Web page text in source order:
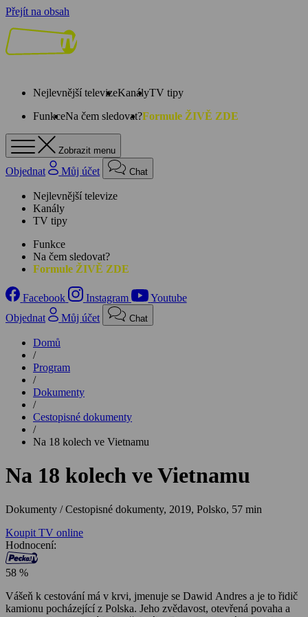
Přejít na obsah
Nejlevnější televizeKanályTV tipy
FunkceNa čem sledovat?Formule ŽIVĚ ZDE
Zobrazit menu
Objednat Můj účet Chat
Nejlevnější televize
Kanály
TV tipy
Funkce
Na čem sledovat?
Formule ŽIVĚ ZDE
Facebook Instagram
Youtube
Objednat
Můj účet Chat
Domů
/
Program
/
Dokumenty
/
Cestopisné dokumenty
/
Na 18 kolech ve Vietnamu
Na 18 kolech ve Vietnamu
Dokumenty / Cestopisné dokumenty, 2019, Polsko, 57 min
Koupit TV online
Hodnocení:
58 %
Vášeň k cestování má v krvi, jmenuje se Dawid Andres a je to řidič
kamionu pocházející z Polska. Jeho zvědavost, otevřená povaha a